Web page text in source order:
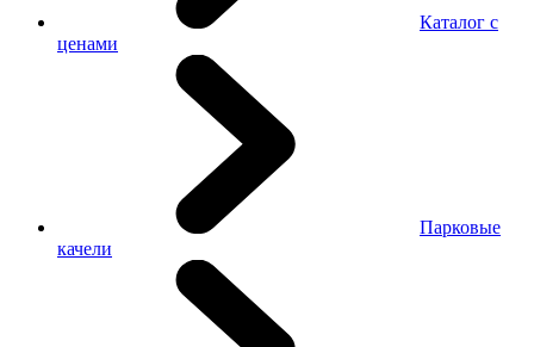
Каталог с
ценами
Парковые
качели